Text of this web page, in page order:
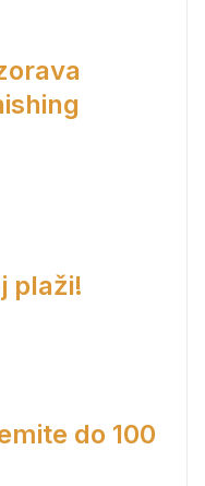
plaži!
do 100